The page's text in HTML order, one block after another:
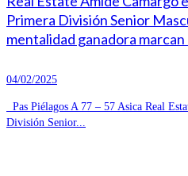
Primera División Senior
mentalidad ganadora
04/02/2025
Pas Piélagos A 77 – 57 Asica Real
División Senior...